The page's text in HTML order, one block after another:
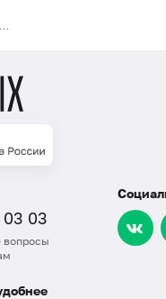
Генодиагностика периодической болезни (семейной средиземноморской лихорадки). Ген MEFV
03 03
вопросы